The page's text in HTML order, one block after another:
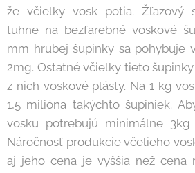
že včielky vosk potia. Žľazový
tuhne na bezfarebné voskové
mm hrubej šupinky sa pohybuje
2mg. Ostatné včielky tieto
z nich voskové plásty. Na 1 kg
1,5 milióna takýchto šupiniek.
vosku potrebujú minimálne
Náročnosť produkcie včelieho
aj jeho cena je vyššia než cena